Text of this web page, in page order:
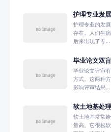
护理专业发
护理专业的发
存在。人们生
后来出现了专...
毕业论文双
毕业论文评审
方式。这两种
影响评审结果...
软土地基处
软土地基常常
量高。它很松